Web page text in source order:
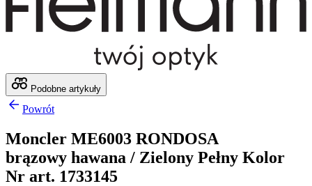
Podobne artykuły
Powrót
Moncler ME6003 RONDOSA
brązowy hawana / Zielony Pełny Kolor
Nr art. 1733145